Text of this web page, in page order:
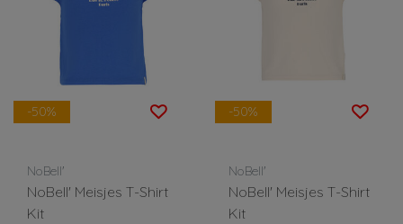
-50%
NoBell'
NoBell' Meisjes T-Shirt
Kit
-50%
NoBell'
NoBell' Meisjes T-Shirt
Kit